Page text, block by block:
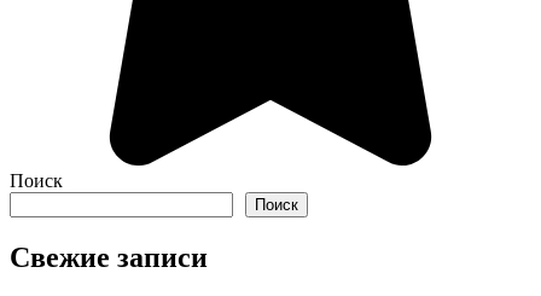
Поиск
Поиск
Свежие записи